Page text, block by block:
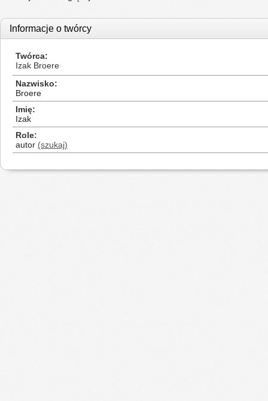
Informacje o twórcy
Twórca
Izak Broere
Nazwisko
Broere
Imię
Izak
Role
autor (szukaj)